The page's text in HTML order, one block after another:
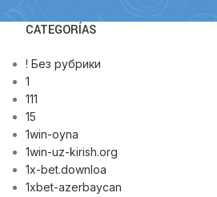
CATEGORÍAS
! Без рубрики
1
111
15
1win-oyna
1win-uz-kirish.org
1x-bet.downloa
1xbet-azerbaycan